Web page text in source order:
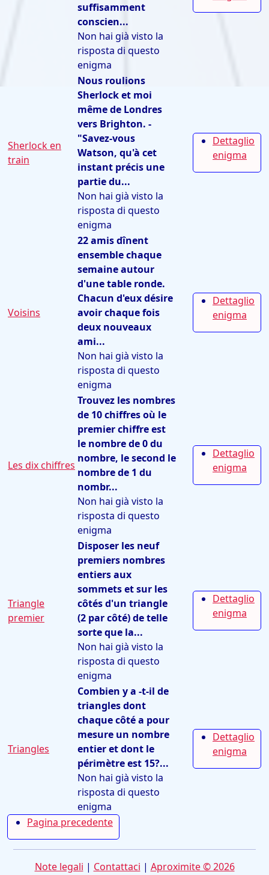
suffisamment
conscien...
Non hai già visto la
risposta di questo
enigma
Sherlock en
train
Nous roulions
Sherlock et moi
même de Londres
vers Brighton. -
"Savez-vous
Watson, qu'à cet
instant précis une
partie du...
Non hai già visto la
risposta di questo
enigma
Dettaglio
enigma
Voisins
22 amis dînent
ensemble chaque
semaine autour
d'une table ronde.
Chacun d'eux désire
avoir chaque fois
deux nouveaux
ami...
Non hai già visto la
risposta di questo
enigma
Dettaglio
enigma
Les dix chiffres
Trouvez les nombres
de 10 chiffres où le
premier chiffre est
le nombre de 0 du
nombre, le second le
nombre de 1 du
nombr...
Non hai già visto la
risposta di questo
enigma
Dettaglio
enigma
Triangle
premier
Disposer les neuf
premiers nombres
entiers aux
sommets et sur les
côtés d'un triangle
(2 par côté) de telle
sorte que la...
Non hai già visto la
risposta di questo
enigma
Dettaglio
enigma
Triangles
Combien y a -t-il de
triangles dont
chaque côté a pour
mesure un nombre
entier et dont le
périmètre est 15?...
Non hai già visto la
risposta di questo
enigma
Dettaglio
enigma
Pagina precedente
Note legali | Contattaci | Aproximite © 2026